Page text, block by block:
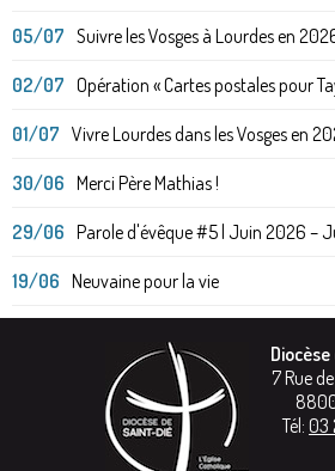
05/07 Suivre les Vosges à Lourdes en
02/07 Opération « Cartes postales pour
01/07 Vivre Lourdes dans les Vosges en
30/06 Merci Père Mathias !
29/06 Parole d'évêque #5 | Juin 2026 –
19/06 Neuvaine pour la vie
7 Rue
Tél: 03